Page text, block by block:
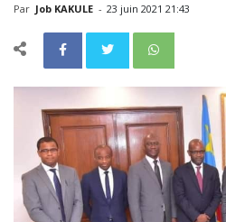
Par Job KAKULE - 23 juin 2021 21:43